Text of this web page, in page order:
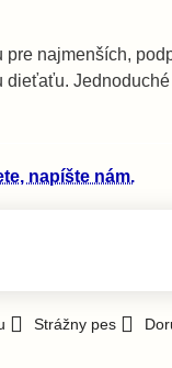
najmenších,
napíšte nám.
Strážny pes